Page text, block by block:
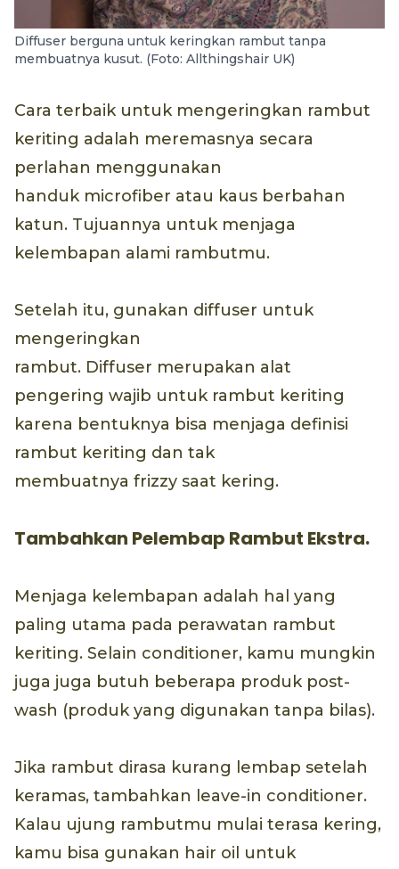
Diffuser berguna untuk keringkan rambut tanpa
membuatnya kusut. (Foto: Allthingshair UK)
Cara terbaik untuk mengeringkan rambut
keriting adalah meremasnya secara
perlahan menggunakan
handuk microfiber atau kaus berbahan
katun. Tujuannya untuk menjaga
kelembapan alami rambutmu.
Setelah itu, gunakan diffuser untuk
mengeringkan
rambut. Diffuser merupakan alat
pengering wajib untuk rambut keriting
karena bentuknya bisa menjaga definisi
rambut keriting dan tak
membuatnya frizzy saat kering.
Tambahkan Pelembap Rambut Ekstra.
Menjaga kelembapan adalah hal yang
paling utama pada perawatan rambut
keriting. Selain conditioner, kamu mungkin
juga juga butuh beberapa produk post-
wash (produk yang digunakan tanpa bilas).
Jika rambut dirasa kurang lembap setelah
keramas, tambahkan leave-in conditioner.
Kalau ujung rambutmu mulai terasa kering,
kamu bisa gunakan hair oil untuk